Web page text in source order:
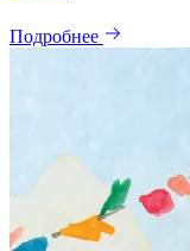
Подробнее